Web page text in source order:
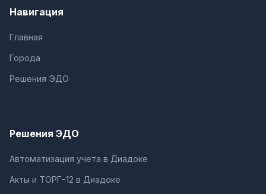
Навигация
Главная
Города
Решения ЭДО
Решения ЭДО
Автоматизация учета в Диадоке
Акты и ТОРГ-12 в Диадоке